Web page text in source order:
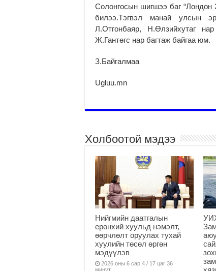
Солонгосын шигшээ баг
билээ.Тэгвэл манай улсын
Л.Отгонбаяр, Н.Өлзийхутаг
Ж.Гантөгс нар багтаж байгаа юм.
З.Байгалмаа
Ugluu.mn
Холбоотой мэдээ
Нийгмийн даатгалын
ерөнхий хуульд нэмэлт,
өөрчлөлт оруулах тухай
хуулийн төсөл өргөн
мэдүүлэв
2026 оны 6 сар 4 / 17 цаг 36
минут